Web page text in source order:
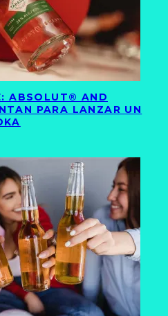
ABSOLUT® AND
PARA LANZAR UN